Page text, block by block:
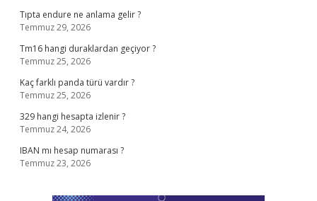
Tıpta endure ne anlama gelir ?
Temmuz 29, 2026
Tm16 hangi duraklardan geçiyor ?
Temmuz 25, 2026
Kaç farklı panda türü vardır ?
Temmuz 25, 2026
329 hangi hesapta izlenir ?
Temmuz 24, 2026
IBAN mı hesap numarası ?
Temmuz 23, 2026